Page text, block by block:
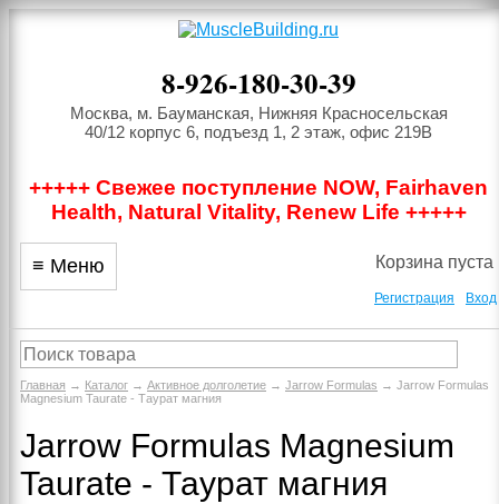
8-926-180-30-39
Москва, м. Бауманская, Нижняя Красносельская
40/12 корпус 6, подъезд 1, 2 этаж, офис 219В
+++++ Свежее поступление NOW, Fairhaven
Health, Natural Vitality, Renew Life +++++
≡ Меню Корзина пуста
Регистрация Вход
Главная → Каталог → Активное долголетие → Jarrow Formulas → Jarrow Formulas
Magnesium Taurate - Таурат магния
Jarrow Formulas Magnesium
Taurate - Таурат магния